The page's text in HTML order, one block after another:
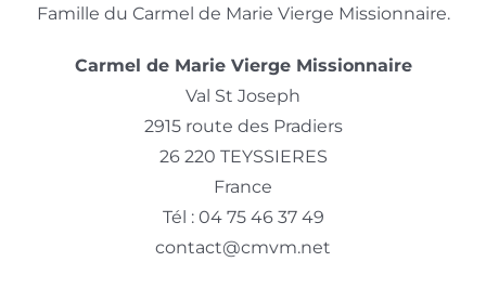
Famille du Carmel de Marie Vierge Missionnaire.
Carmel de Marie Vierge Missionnaire
Val St Joseph
2915 route des Pradiers
26 220 TEYSSIERES
France
Tél : 04 75 46 37 49
contact@cmvm.net